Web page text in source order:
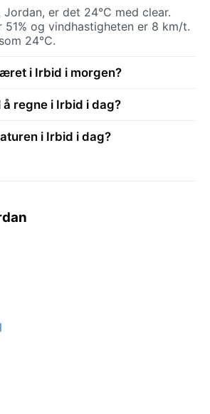
er det 24°C med clear.
og vindhastigheten er 8 km/t.
24°C.
i Irbid i morgen?
å regne i Irbid i dag?
i Irbid i dag?